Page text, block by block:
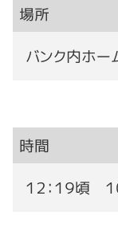
場所
バンク内ホー
時間
１２：１９頃